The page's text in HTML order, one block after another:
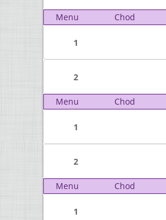
Menu Chod
1
2
Menu Chod
1
2
Menu Chod
1